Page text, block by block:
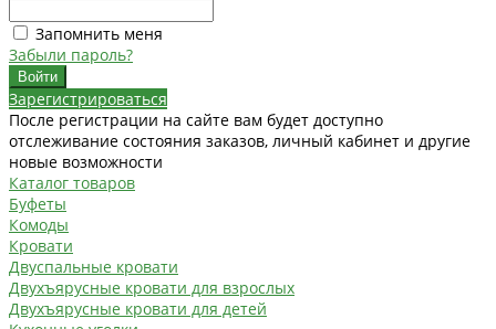
Запомнить меня
Забыли пароль?
Зарегистрироваться
После регистрации на сайте вам будет доступно
отслеживание состояния заказов, личный кабинет и другие
новые возможности
Каталог товаров
Буфеты
Комоды
Кровати
Двуспальные кровати
Двухъярусные кровати для взрослых
Двухъярусные кровати для детей